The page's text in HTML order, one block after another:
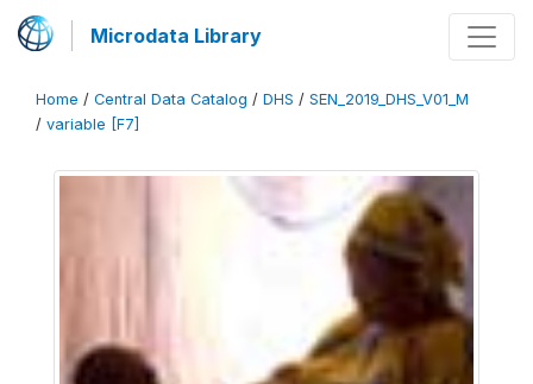
Microdata Library
Home / Central Data Catalog / DHS / SEN_2019_DHS_V01_M
/ variable [F7]